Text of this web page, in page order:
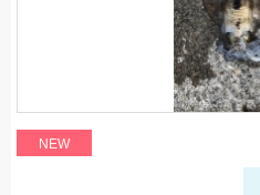
NEW